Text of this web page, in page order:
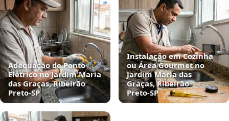
Adequação de Ponto
Elétrico no Jardim Maria
das Graças, Ribeirão
Preto‑SP
Instalação em Cozinha
ou Área Gourmet no
Jardim Maria das
Graças, Ribeirão
Preto‑SP